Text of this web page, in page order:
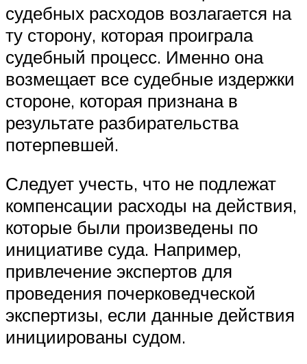
судебных расходов возлагается на
ту сторону, которая проиграла
судебный процесс. Именно она
возмещает все судебные издержки
стороне, которая признана в
результате разбирательства
потерпевшей.
Следует учесть, что не подлежат
компенсации расходы на действия,
которые были произведены по
инициативе суда. Например,
привлечение экспертов для
проведения почерковедческой
экспертизы, если данные действия
инициированы судом.